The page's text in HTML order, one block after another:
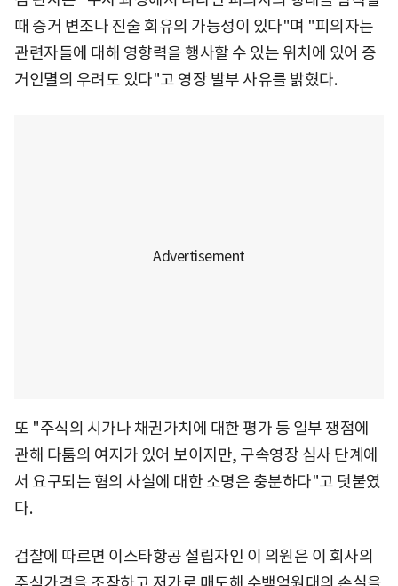
때 증거 변조나 진술 회유의 가능성이 있다"며 "피의자는
관련자들에 대해 영향력을 행사할 수 있는 위치에 있어 증
거인멸의 우려도 있다"고 영장 발부 사유를 밝혔다.
또 "주식의 시가나 채권가치에 대한 평가 등 일부 쟁점에
관해 다툼의 여지가 있어 보이지만, 구속영장 심사 단계에
서 요구되는 혐의 사실에 대한 소명은 충분하다"고 덧붙였
다.
검찰에 따르면 이스타항공 설립자인 이 의원은 이 회사의